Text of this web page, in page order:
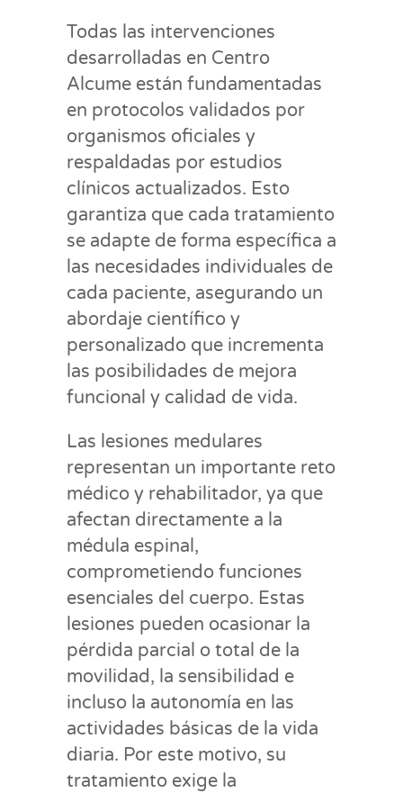
Todas las intervenciones
desarrolladas en Centro
Alcume están fundamentadas
en protocolos validados por
organismos oficiales y
respaldadas por estudios
clínicos actualizados. Esto
garantiza que cada tratamiento
se adapte de forma específica a
las necesidades individuales de
cada paciente, asegurando un
abordaje científico y
personalizado que incrementa
las posibilidades de mejora
funcional y calidad de vida.
Las lesiones medulares
representan un importante reto
médico y rehabilitador, ya que
afectan directamente a la
médula espinal,
comprometiendo funciones
esenciales del cuerpo. Estas
lesiones pueden ocasionar la
pérdida parcial o total de la
movilidad, la sensibilidad e
incluso la autonomía en las
actividades básicas de la vida
diaria. Por este motivo, su
tratamiento exige la